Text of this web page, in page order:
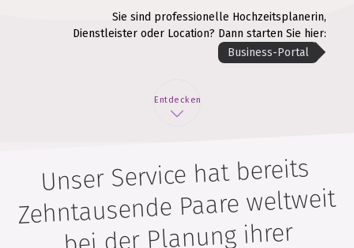
Sie sind professionelle Hochzeitsplanerin,
Dienstleister oder Location? Dann starten Sie hier:
Business-Portal
Entdecken
Unser Service hat bereits
Zehntausende Paare weltweit
bei der Planung ihrer